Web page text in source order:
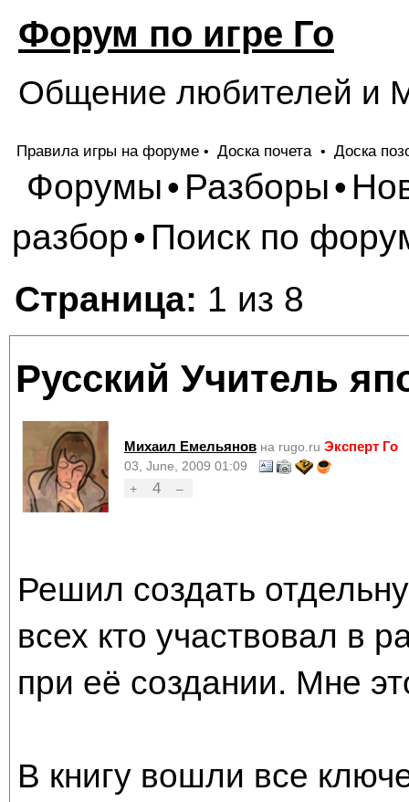
Форум по игре Го
Общение любителей и
Правила игры на форуме • Доска почета • Доска
Форумы• Разборы•
разбор• Поиск по
Страница: 1 из 8
Русский Учитель
Михаил Емельянов на rugo.ru Эксперт Го
03, June, 2009 01:09
+
4 –
Решил создать
всех кто участвовал в
при её создании. Мне
В книгу вошли все